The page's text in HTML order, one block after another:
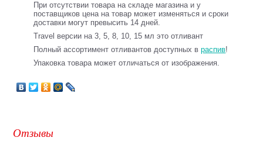
При отсутствии товара на складе магазина и у
поставщиков цена на товар может изменяться и сроки
доставки могут превысить 14 дней.
Travel версии на 3, 5, 8, 10, 15 мл это отливант
Полный ассортимент отливантов доступных враспив!
Упаковка товара может отличаться от изображения.
Отзывы